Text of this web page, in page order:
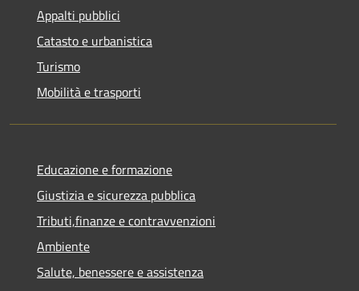
Appalti pubblici
Catasto e urbanistica
Turismo
Mobilità e trasporti
Educazione e formazione
Giustizia e sicurezza pubblica
Tributi,finanze e contravvenzioni
Ambiente
Salute, benessere e assistenza